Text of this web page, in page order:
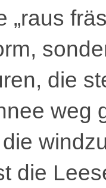
„raus
die
weg
die